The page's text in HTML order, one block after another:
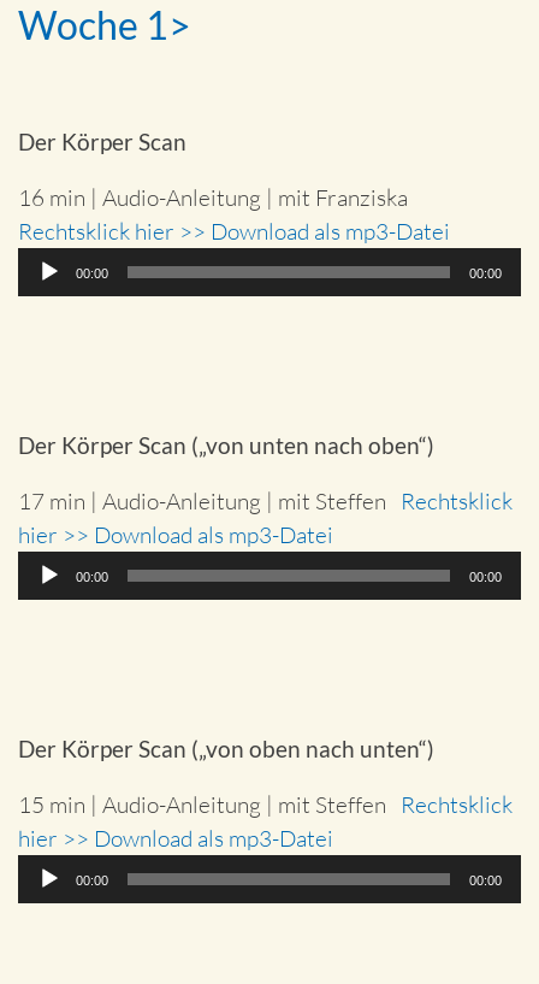
Woche 1>
Der Körper Scan
16 min | Audio-Anleitung | mit Franziska
Rechtsklick hier >> Download als mp3-Datei
Audio-
00:00 00:00
Der Körper Scan („von unten nach oben“)
17 min | Audio-Anleitung | mit Steffen Rechtsklick
hier >> Download als mp3-Datei
Audio-
00:00 00:00
Der Körper Scan („von oben nach unten“)
15 min | Audio-Anleitung | mit Steffen Rechtsklick
hier >> Download als mp3-Datei
Audio-
00:00 00:00